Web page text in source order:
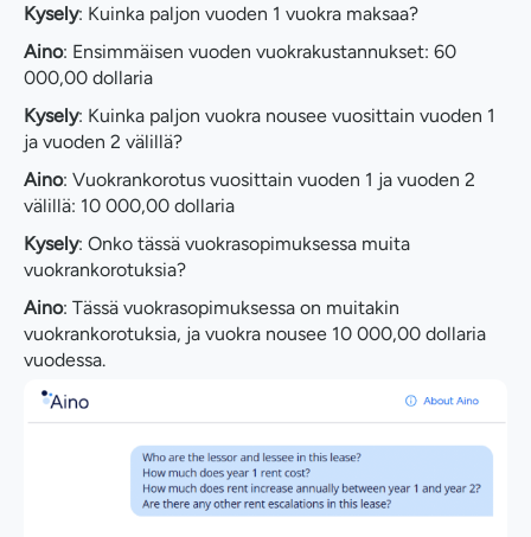
Kysely: Kuinka paljon vuoden 1 vuokra maksaa?
Aino: Ensimmäisen vuoden vuokrakustannukset: 60
000,00 dollaria
Kysely: Kuinka paljon vuokra nousee vuosittain vuoden 1
ja vuoden 2 välillä?
Aino: Vuokrankorotus vuosittain vuoden 1 ja vuoden 2
välillä: 10 000,00 dollaria
Kysely: Onko tässä vuokrasopimuksessa muita
vuokrankorotuksia?
Aino: Tässä vuokrasopimuksessa on muitakin
vuokrankorotuksia, ja vuokra nousee 10 000,00 dollaria
vuodessa.